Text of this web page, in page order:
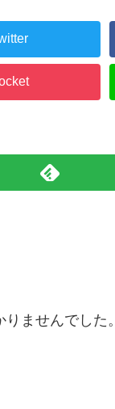
ませんでした。